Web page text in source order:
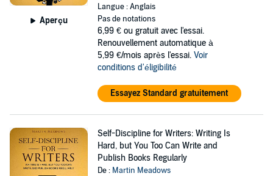
Aperçu
Langue : Anglais
Pas de notations
6,99 € ou gratuit avec l'essai.
Renouvellement automatique à
5,99 €/mois après l'essai. Voir
conditions d'éligibilité
Essayez Standard gratuitement
Self-Discipline for Writers: Writing Is
Hard, but You Too Can Write and
Publish Books Regularly
De : Martin Meadows